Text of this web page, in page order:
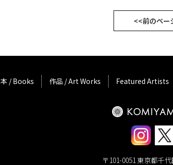
<<前のペー
本 / Books 作品 / Art Works Featured Artists
〒101-0051 東京都千